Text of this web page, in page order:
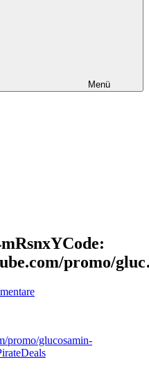
Menü
promo/
promo/glucosamin-